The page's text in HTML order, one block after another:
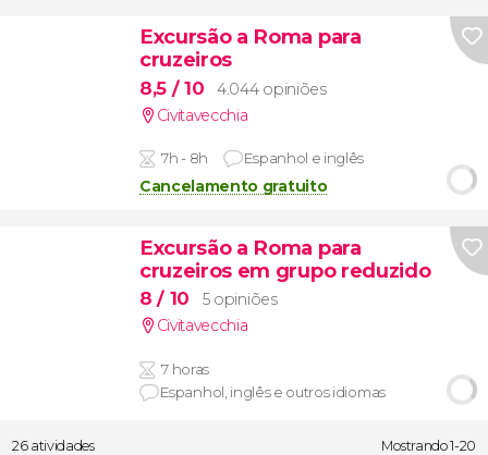
Excursão a Roma para
cruzeiros
8,5 / 10
4.044 opiniões
Civitavecchia
7h - 8h Espanhol e inglês
Cancelamento gratuito
Excursão a Roma para
cruzeiros em grupo reduzido
8/ 10
5 opiniões
Civitavecchia
7 horas
Espanhol, inglês e outros idiomas
26 atividades Mostrando 1-20